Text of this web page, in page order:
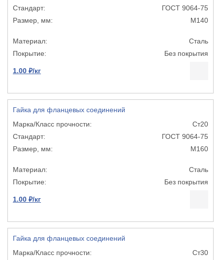
ГОСТ 9064-75
М140
Сталь
Без покрытия
1.00 ₽/кг
Гайка для фланцевых соединений
Ст20
ГОСТ 9064-75
М160
Сталь
Без покрытия
1.00 ₽/кг
Гайка для фланцевых соединений
Ст30